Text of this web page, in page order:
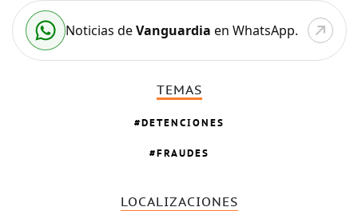
Noticias deVanguardia en WhatsApp.
TEMAS
DETENCIONES
FRAUDES
LOCALIZACIONES